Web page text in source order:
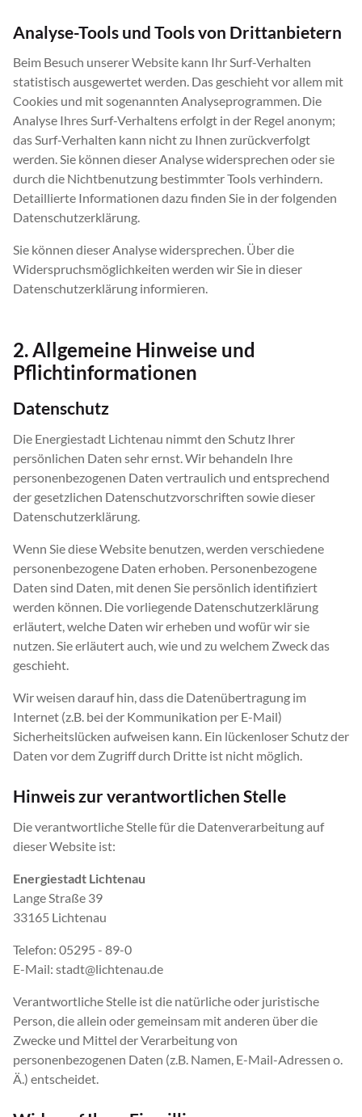
Analyse-Tools und Tools von Drittanbietern
Beim Besuch unserer Website kann Ihr Surf-Verhalten
statistisch ausgewertet werden. Das geschieht vor allem mit
Cookies und mit sogenannten Analyseprogrammen. Die
Analyse Ihres Surf-Verhaltens erfolgt in der Regel anonym;
das Surf-Verhalten kann nicht zu Ihnen zurückverfolgt
werden. Sie können dieser Analyse widersprechen oder sie
durch die Nichtbenutzung bestimmter Tools verhindern.
Detaillierte Informationen dazu finden Sie in der folgenden
Datenschutzerklärung.
Sie können dieser Analyse widersprechen. Über die
Widerspruchsmöglichkeiten werden wir Sie in dieser
Datenschutzerklärung informieren.
2. Allgemeine Hinweise und
Pflichtinformationen
Datenschutz
Die Energiestadt Lichtenau nimmt den Schutz Ihrer
persönlichen Daten sehr ernst. Wir behandeln Ihre
personenbezogenen Daten vertraulich und entsprechend
der gesetzlichen Datenschutzvorschriften sowie dieser
Datenschutzerklärung.
Wenn Sie diese Website benutzen, werden verschiedene
personenbezogene Daten erhoben. Personenbezogene
Daten sind Daten, mit denen Sie persönlich identifiziert
werden können. Die vorliegende Datenschutzerklärung
erläutert, welche Daten wir erheben und wofür wir sie
nutzen. Sie erläutert auch, wie und zu welchem Zweck das
geschieht.
Wir weisen darauf hin, dass die Datenübertragung im
Internet (z.B. bei der Kommunikation per E-Mail)
Sicherheitslücken aufweisen kann. Ein lückenloser Schutz der
Daten vor dem Zugriff durch Dritte ist nicht möglich.
Hinweis zur verantwortlichen Stelle
Die verantwortliche Stelle für die Datenverarbeitung auf
dieser Website ist:
Energiestadt Lichtenau
Lange Straße 39
33165 Lichtenau
Telefon: 05295 - 89-0
E-Mail: stadt@lichtenau.de
Verantwortliche Stelle ist die natürliche oder juristische
Person, die allein oder gemeinsam mit anderen über die
Zwecke und Mittel der Verarbeitung von
personenbezogenen Daten (z.B. Namen, E-Mail-Adressen o.
Ä.) entscheidet.